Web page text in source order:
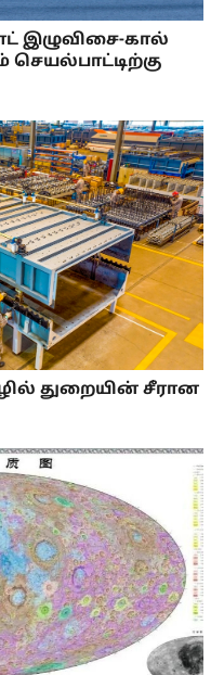
இழுவிசை-கால்
துறையின் சீரான